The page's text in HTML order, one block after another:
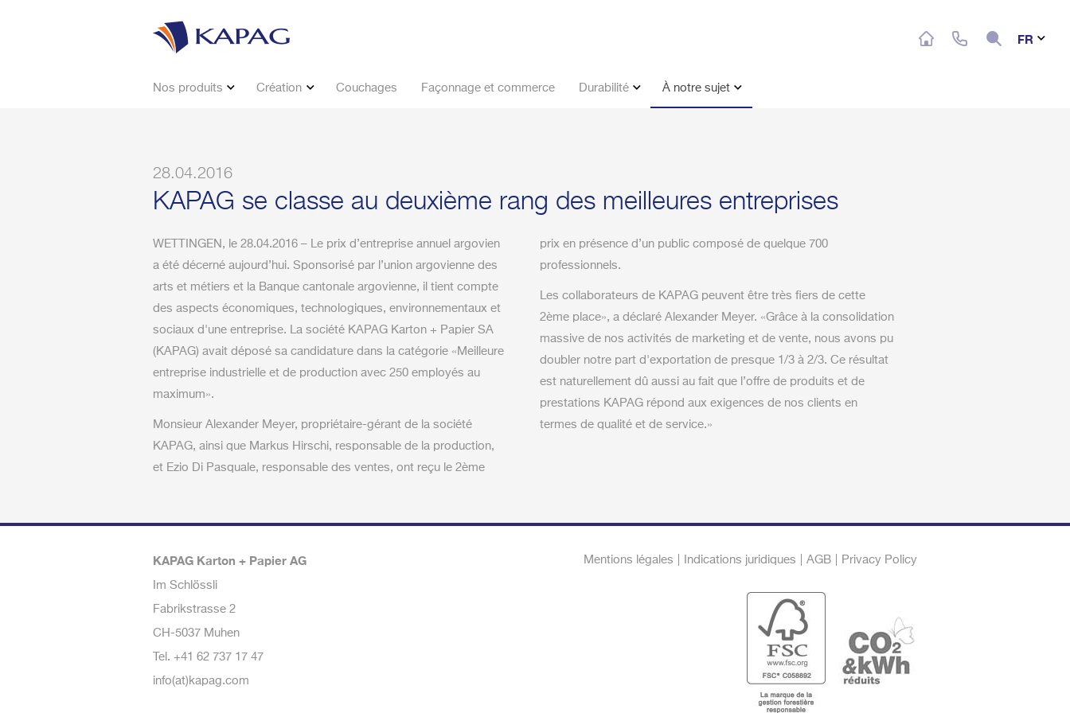
Nos produits Création Couchages Façonnage et commerce Durabilité À notre sujet
Search
FR
28.04.2016
KAPAG se classe au deuxième rang des meilleures entreprises
WETTINGEN, le 28.04.2016 – Le prix d’entreprise annuel argovien
a été décerné aujourd’hui. Sponsorisé par l’union argovienne des
arts et métiers et la Banque cantonale argovienne, il tient compte
des aspects économiques, technologiques, environnementaux et
sociaux d'une entreprise. La société KAPAG Karton + Papier SA
(KAPAG) avait déposé sa candidature dans la catégorie «Meilleure
entreprise industrielle et de production avec 250 employés au
maximum».
Monsieur Alexander Meyer, propriétaire-gérant de la société
KAPAG, ainsi que Markus Hirschi, responsable de la production,
et Ezio Di Pasquale, responsable des ventes, ont reçu le 2ème
prix en présence d’un public composé de quelque 700
professionnels.
Les collaborateurs de KAPAG peuvent être très fiers de cette
2ème place», a déclaré Alexander Meyer. «Grâce à la consolidation
massive de nos activités de marketing et de vente, nous avons pu
doubler notre part d'exportation de presque 1/3 à 2/3. Ce résultat
est naturellement dû aussi au fait que l’offre de produits et de
prestations KAPAG répond aux exigences de nos clients en
termes de qualité et de service.»
KAPAG Karton + Papier AG
Im Schlössli
Fabrikstrasse 2
CH-5037 Muhen
Tel. +41 62 737 17 47
info(at)kapag.com
Mentions légales Indications juridiques AGB Privacy Policy